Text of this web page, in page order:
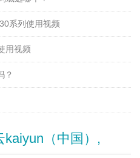
系列使用视频
用视频
？
kaiyun（中国）,